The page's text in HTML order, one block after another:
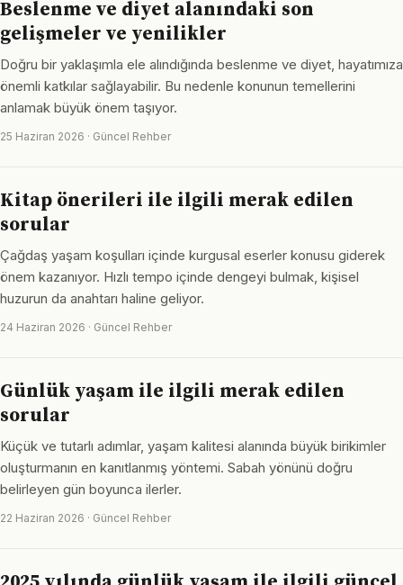
Beslenme ve diyet alanındaki son
gelişmeler ve yenilikler
Doğru bir yaklaşımla ele alındığında beslenme ve diyet, hayatımıza
önemli katkılar sağlayabilir. Bu nedenle konunun temellerini
anlamak büyük önem taşıyor.
25 Haziran 2026 · Güncel Rehber
Kitap önerileri ile ilgili merak edilen
sorular
Çağdaş yaşam koşulları içinde kurgusal eserler konusu giderek
önem kazanıyor. Hızlı tempo içinde dengeyi bulmak, kişisel
huzurun da anahtarı haline geliyor.
24 Haziran 2026 · Güncel Rehber
Günlük yaşam ile ilgili merak edilen
sorular
Küçük ve tutarlı adımlar, yaşam kalitesi alanında büyük birikimler
oluşturmanın en kanıtlanmış yöntemi. Sabah yönünü doğru
belirleyen gün boyunca ilerler.
22 Haziran 2026 · Güncel Rehber